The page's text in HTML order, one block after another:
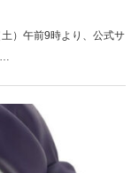
）午前9時より、公式サ
…